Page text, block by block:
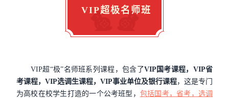
VIP超极名师班
VIP超“极”名师班系列课程，包含了VIP国考课程，VIP省
考课程，VIP选调生课程，VIP事业单位及银行课程，这是专门
为高校在校学生打造的一个公考班型， 包括国考，省考，选调